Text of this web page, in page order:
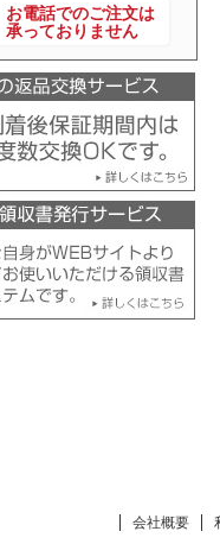
お電話でのご注文は
承っておりません
会社概要